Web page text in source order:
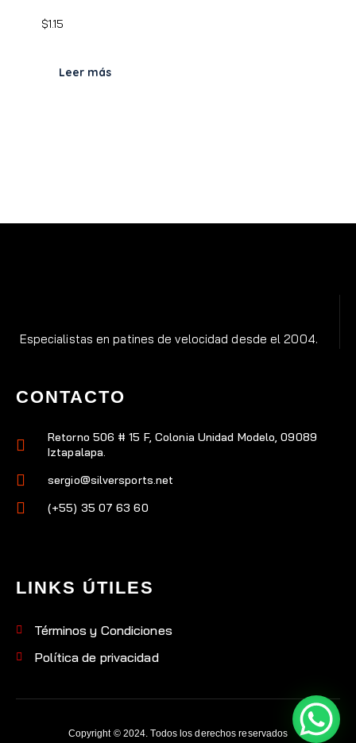
$1.15
Leer más
Especialistas en patines de velocidad desde el 2004.
CONTACTO
Retorno 506 # 15 F, Colonia Unidad Modelo, 09089
Iztapalapa.
sergio@silversports.net
(+55) 35 07 63 60
LINKS ÚTILES
Términos y Condiciones
Política de privacidad
Copyright © 2024. Todos los derechos reservados